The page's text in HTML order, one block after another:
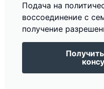
Подача на
воссоединение с
получение